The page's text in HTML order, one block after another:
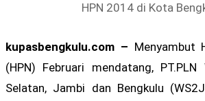
HPN 2014 di Kota
kupasbengkulu.com – Menyambut
(HPN) Februari mendatang, PT.PLN
Selatan, Jambi dan Bengkulu